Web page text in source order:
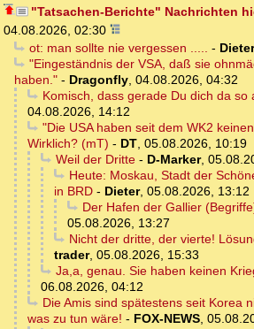
"Tatsachen-Berichte" Nachrichten
04.08.2026, 02:30
ot: man sollte nie vergessen ..... - Dieter
"Eingeständnis der VSA, daß sie
haben." - Dragonfly, 04.08.2026, 04:32
Komisch, dass gerade Du dich da so
04.08.2026, 14:12
"Die USA haben seit dem WK2
Wirklich? (mT) - DT, 05.08.2026, 10:19
Weil der Dritte- D-Marker,
Heute: Moskau, Stadt der
in BRD - Dieter, 05.08.2026, 13:12
Der Hafen der Gallier
05.08.2026, 13:27
Nicht der dritte, der vierte!
trader, 05.08.2026, 15:33
Ja,a, genau. Sie haben keinen
06.08.2026, 04:12
Die Amis sind spätestens seit Korea
was zu tun wäre! - FOX-NEWS,